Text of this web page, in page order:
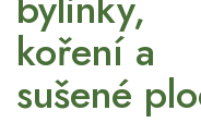
koření a
sušené